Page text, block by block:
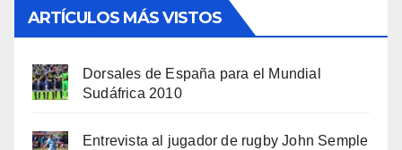
ARTÍCULOS MÁS VISTOS
Dorsales de España para el Mundial
Sudáfrica 2010
Entrevista al jugador de rugby John Semple